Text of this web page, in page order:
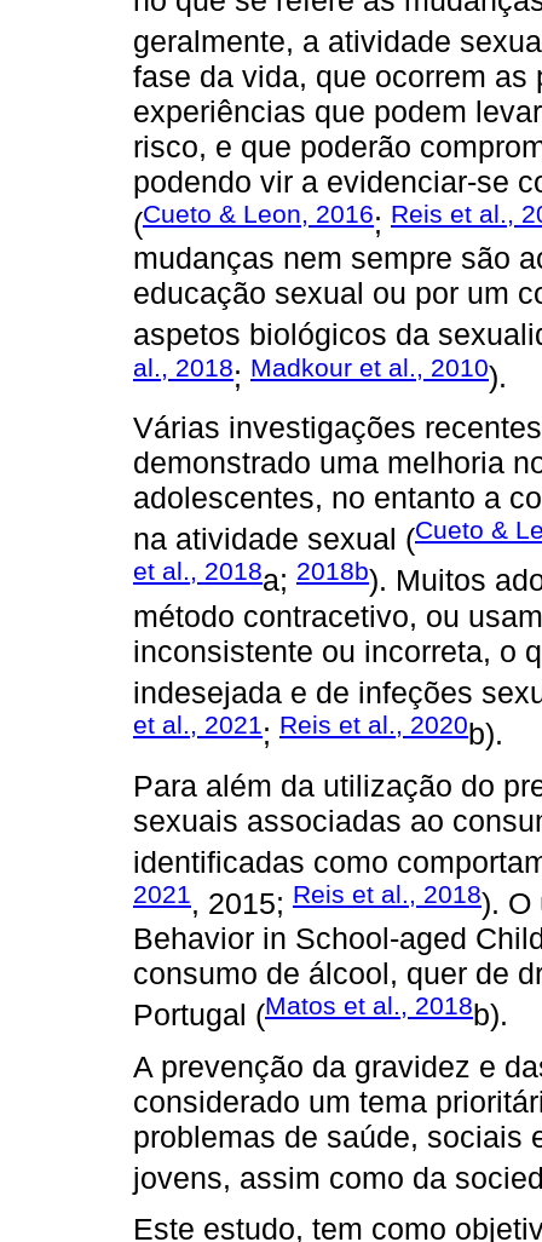
geralmente, a atividade
fase da vida, que ocorrem
experiências que podem
risco, e que poderão
podendo vir a evidenciar-se
(Cueto & Leon, 2016; Reis et al.,
mudanças nem sempre são
educação sexual ou por um
aspetos biológicos da
al., 2018; Madkour et al., 2010).
Várias investigações
demonstrado uma melhoria
adolescentes, no entanto a
na atividade sexual (Cueto &
et al., 2018a; 2018b). Muitos
método contracetivo, ou
inconsistente ou incorreta, o
indesejada e de infeções
et al., 2021; Reis et al., 2020b).
Para além da utilização do
sexuais associadas ao
identificadas como
2021, 2015; Reis et al., 2018). O
Behavior in School-aged
consumo de álcool, quer de
Portugal (Matos et al., 2018b).
A prevenção da gravidez e
considerado um tema
problemas de saúde, sociais
jovens, assim como da
Este estudo, tem como